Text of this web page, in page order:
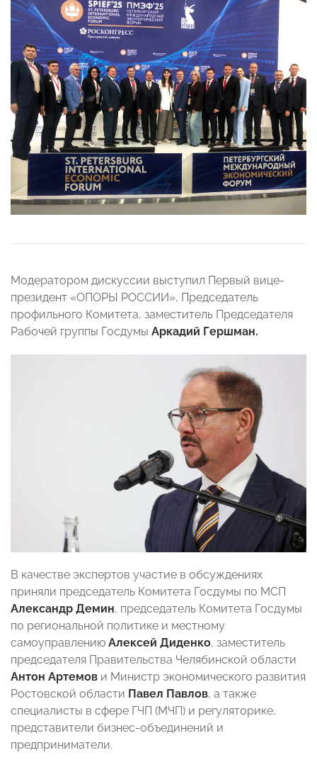
Модератором дискуссии выступил Первый вице-
президент «ОПОРЫ РОССИИ», Председатель
профильного Комитета, заместитель Председателя
Рабочей группы Госдумы Аркадий Гершман.
В качестве экспертов участие в обсуждениях
приняли председатель Комитета Госдумы по МСП
Александр Демин, председатель Комитета Госдумы
по региональной политике и местному
самоуправлению Алексей Диденко, заместитель
председателя Правительства Челябинской области
Антон Артемов и Министр экономического развития
Ростовской области Павел Павлов, а также
специалисты в сфере ГЧП (МЧП) и регуляторике,
представители бизнес-объединений и
предприниматели.